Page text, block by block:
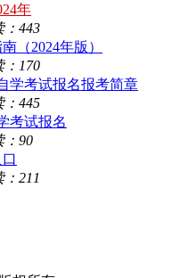
年
：443
（2024年版）
：170
学考试报名报考简章
：445
考试报名
：90
：211